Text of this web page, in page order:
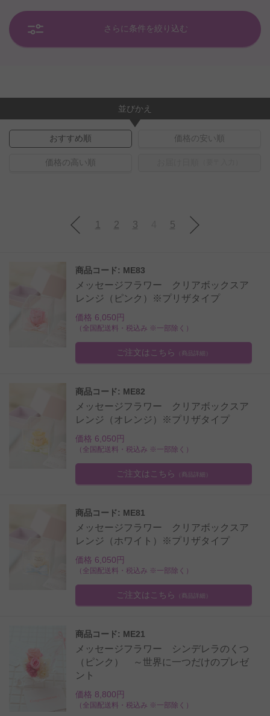
さらに条件を絞り込む
並びかえ
おすすめ順 価格の安い順
価格の高い順
1 2 3 5
商品コード: ME83
メッセージフラワー クリアボックスア
レンジ（ピンク）※プリザタイプ
価格 6,050円
（全国配送料・税込み ※一部除く）
ご注文はこちら （商品詳細）
商品コード: ME82
メッセージフラワー クリアボックスア
レンジ（オレンジ）※プリザタイプ
価格 6,050円
（全国配送料・税込み ※一部除く）
ご注文はこちら （商品詳細）
商品コード: ME81
メッセージフラワー クリアボックスア
レンジ（ホワイト）※プリザタイプ
価格 6,050円
（全国配送料・税込み ※一部除く）
ご注文はこちら （商品詳細）
商品コード: ME21
メッセージフラワー シンデレラのくつ
（ピンク） ～世界に一つだけのプレゼ
ント
価格 8,800円
（全国配送料・税込み ※一部除く）